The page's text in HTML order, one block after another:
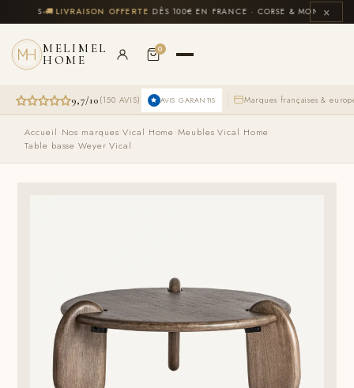
au
contenu
🚚LIVRAISON OFFERTEDÈS 100€ EN FRANCE · CORSE & MONACO×
MELIMEL
HOME
0
9,7/10 (150 AVIS) AVIS GARANTIS Marques françaises &
Accueil Nos marques ›Vical Home ›Meubles Vical Home
Table basse Weyer Vical